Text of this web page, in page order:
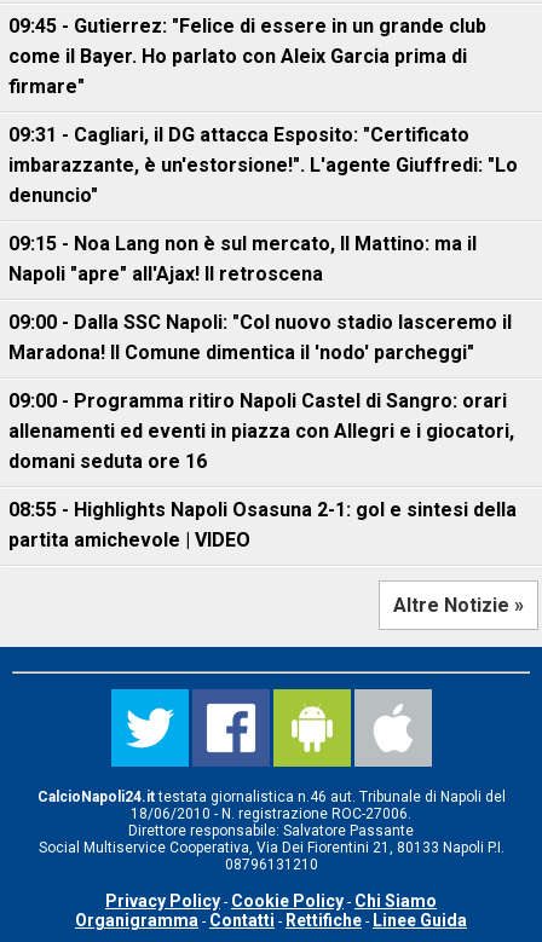
09:45 - Gutierrez: "Felice di essere in un grande club
come il Bayer. Ho parlato con Aleix Garcia prima di
firmare"
09:31 - Cagliari, il DG attacca Esposito: "Certificato
imbarazzante, è un'estorsione!". L'agente Giuffredi: "Lo
denuncio"
09:15 - Noa Lang non è sul mercato, Il Mattino: ma il
Napoli "apre" all'Ajax! Il retroscena
09:00 - Dalla SSC Napoli: "Col nuovo stadio lasceremo il
Maradona! Il Comune dimentica il 'nodo' parcheggi"
09:00 - Programma ritiro Napoli Castel di Sangro: orari
allenamenti ed eventi in piazza con Allegri e i giocatori,
domani seduta ore 16
08:55 - Highlights Napoli Osasuna 2-1: gol e sintesi della
partita amichevole | VIDEO
Altre Notizie »
CalcioNapoli24.ittestata giornalistica n.46 aut. Tribunale di Napoli del
18/06/2010 - N. registrazione ROC-27006.
Direttore responsabile: Salvatore Passante
Social Multiservice Cooperativa, Via Dei Fiorentini 21, 80133 Napoli P.I.
08796131210
Privacy Policy - Cookie Policy - Chi Siamo
Organigramma - Contatti - Rettifiche - Linee Guida